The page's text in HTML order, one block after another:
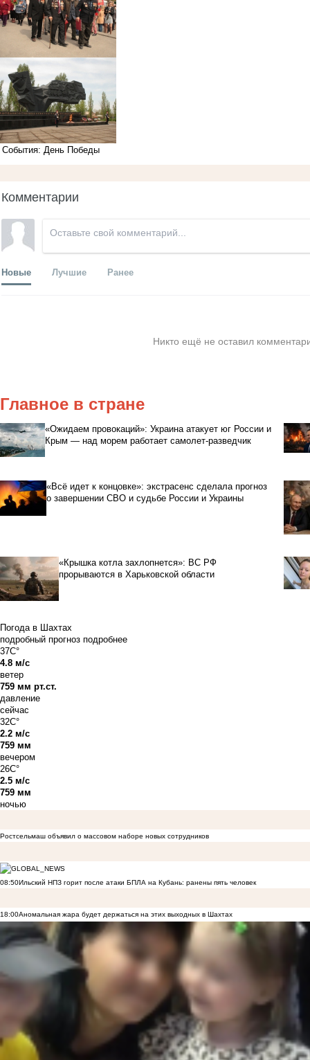
События: День Победы
Комментарии
Новые Лучшие Ранее
Никто ещё не оставил
Главное в стране
«Ожидаем провокаций»: Украина атакует юг России и
Крым — над морем работает самолет-разведчик
«Всё идет к концовке»: экстрасенс сделала прогноз
о завершении СВО и судьбе России и Украины
«Крышка котла захлопнется»: ВС РФ
прорываются в Харьковской области
Погода в Шахтах
подробный прогноз подробнее
37C°
4.8 м/с
ветер
759 мм рт.ст.
давление
сейчас
32C°
2.2 м/с
759 мм
вечером
26C°
2.5 м/с
759 мм
ночью
Ростсельмаш объявил о массовом наборе новых сотрудников
08:50Ильский НПЗ горит после атаки БПЛА на Кубань: ранены пять человек
18:00Аномальная жара будет держаться на этих выходных в Шахтах